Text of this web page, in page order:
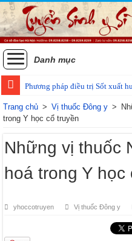
Danh mục
Phương pháp điều trị Sốt xuất
Các phương pháp điều trị zona
Trang chủ > Vị thuốc Đông y >
trong Y học cổ truyền
Những vị thuốc
hoá trong Y học
yhoccotruyen Vị thuốc Đông y